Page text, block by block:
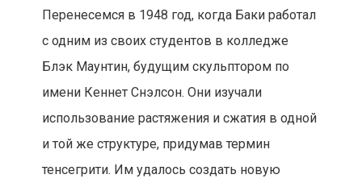
Перенесемся в 1948 год, когда Баки работал
с одним из своих студентов в колледже
Блэк Маунтин, будущим скульптором по
имени Кеннет Снэлсон. Они изучали
использование растяжения и сжатия в одной
и той же структуре, придумав термин
тенсегрити. Им удалось создать новую